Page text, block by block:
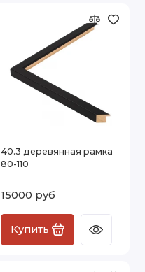
40.3 деревянная рамка
80-110
15000 руб
Купить